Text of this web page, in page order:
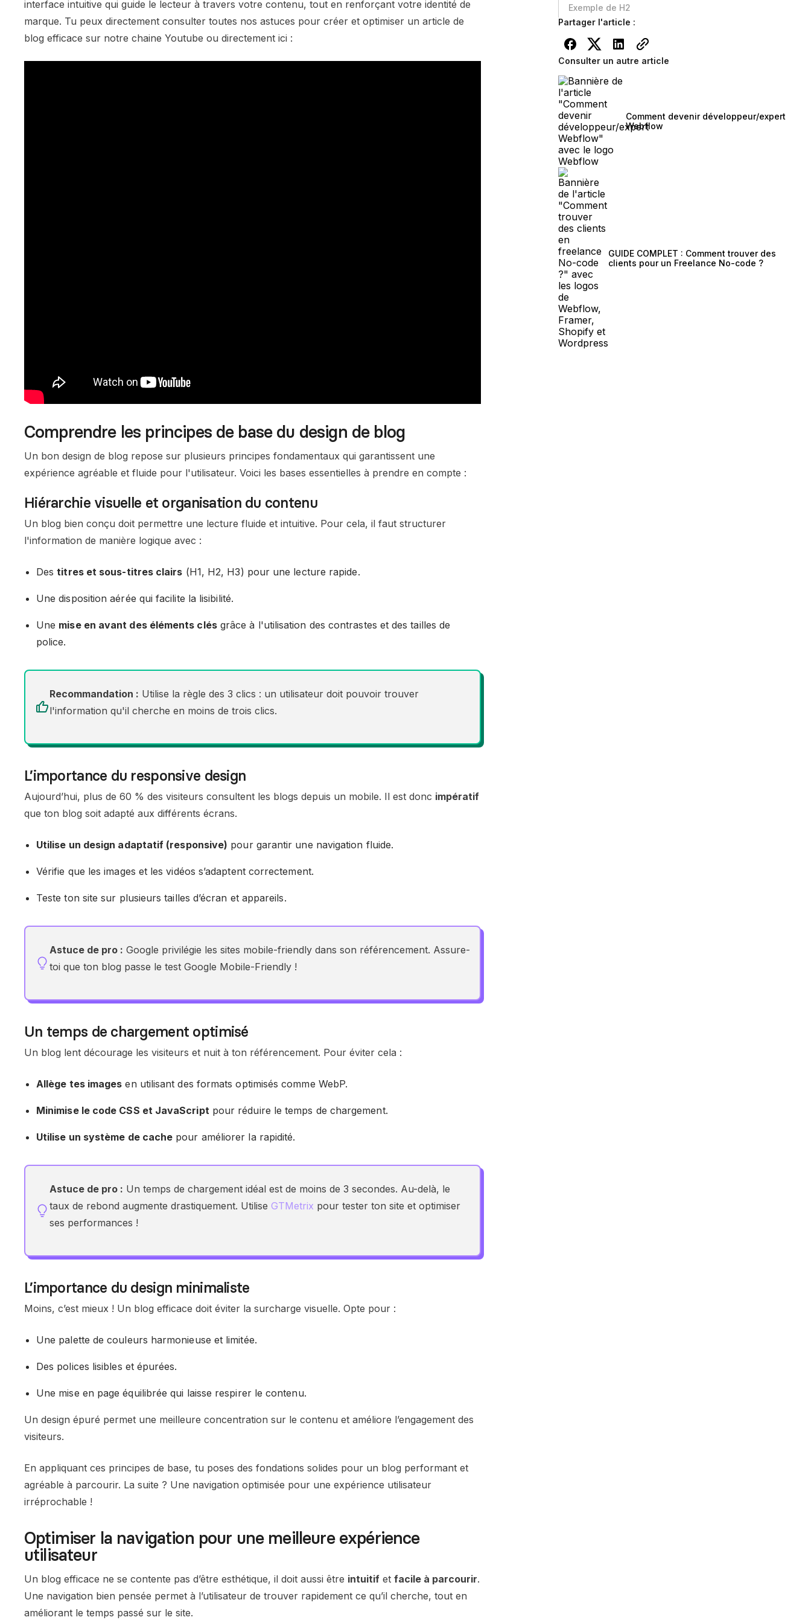
interface intuitive qui guide le lecteur à travers votre contenu, tout en renforçant votre identité de
marque. Tu peux directement consulter toutes nos astuces pour créer et optimiser un article de
blog efficace sur notre chaine Youtube ou directement ici :
Comprendre les principes de base du design de blog
Un bon design de blog repose sur plusieurs principes fondamentaux qui garantissent une
expérience agréable et fluide pour l'utilisateur. Voici les bases essentielles à prendre en compte :
Hiérarchie visuelle et organisation du contenu
Un blog bien conçu doit permettre une lecture fluide et intuitive. Pour cela, il faut structurer
l'information de manière logique avec :
Destitres et sous-titres clairs (H1, H2, H3) pour une lecture rapide.
Une disposition aérée qui facilite la lisibilité.
Une mise en avant des éléments clésgrâce à l'utilisation des contrastes et des tailles de
police.
Recommandation : Utilise la règle des 3 clics : un utilisateur doit pouvoir trouver
l'information qu'il cherche en moins de trois clics.
L’importance du responsive design
Aujourd’hui, plus de 60 % des visiteurs consultent les blogs depuis un mobile. Il est donc impératif
que ton blog soit adapté aux différents écrans.
Utilise un design adaptatif (responsive) pour garantir une navigation fluide.
Vérifie que les images et les vidéos s’adaptent correctement.
Teste ton site sur plusieurs tailles d’écran et appareils.
Astuce de pro : Google privilégie les sites mobile-friendly dans son référencement. Assure-
toi que ton blog passe le test Google Mobile-Friendly !
Un temps de chargement optimisé
Un blog lent décourage les visiteurs et nuit à ton référencement. Pour éviter cela :
Allège tes images en utilisant des formats optimisés comme WebP.
Minimise le code CSS et JavaScript pour réduire le temps de chargement.
Utilise un système de cache pour améliorer la rapidité.
Astuce de pro : Un temps de chargement idéal est de moins de 3 secondes. Au-delà, le
taux de rebond augmente drastiquement. Utilise GTMetrix pour tester ton site et optimiser
ses performances !
L’importance du design minimaliste
Moins, c’est mieux ! Un blog efficace doit éviter la surcharge visuelle. Opte pour :
Une palette de couleurs harmonieuse et limitée.
Des polices lisibles et épurées.
Une mise en page équilibrée qui laisse respirer le contenu.
Un design épuré permet une meilleure concentration sur le contenu et améliore l’engagement des
visiteurs.
En appliquant ces principes de base, tu poses des fondations solides pour un blog performant et
agréable à parcourir. La suite ? Une navigation optimisée pour une expérience utilisateur
irréprochable !
Optimiser la navigation pour une meilleure expérience
utilisateur
Un blog efficace ne se contente pas d’être esthétique, il doit aussi être intuitif et facile à parcourir.
Une navigation bien pensée permet à l’utilisateur de trouver rapidement ce qu’il cherche, tout en
améliorant le temps passé sur le site.
Exemple de H2
Partager l'article :
Consulter un autre article
Comment devenir développeur/expert
Webflow
GUIDE COMPLET : Comment trouver des
clients pour un Freelance No-code ?